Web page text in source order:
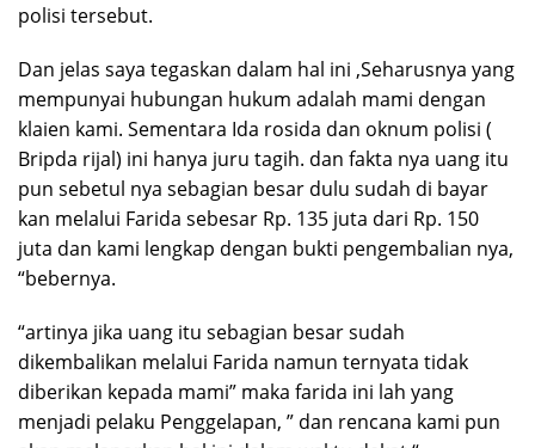
polisi tersebut.
Dan jelas saya tegaskan dalam hal ini ,Seharusnya yang
mempunyai hubungan hukum adalah mami dengan
klaien kami. Sementara Ida rosida dan oknum polisi (
Bripda rijal) ini hanya juru tagih. dan fakta nya uang itu
pun sebetul nya sebagian besar dulu sudah di bayar
kan melalui Farida sebesar Rp. 135 juta dari Rp. 150
juta dan kami lengkap dengan bukti pengembalian nya,
“bebernya.
“artinya jika uang itu sebagian besar sudah
dikembalikan melalui Farida namun ternyata tidak
diberikan kepada mami” maka farida ini lah yang
menjadi pelaku Penggelapan, ” dan rencana kami pun